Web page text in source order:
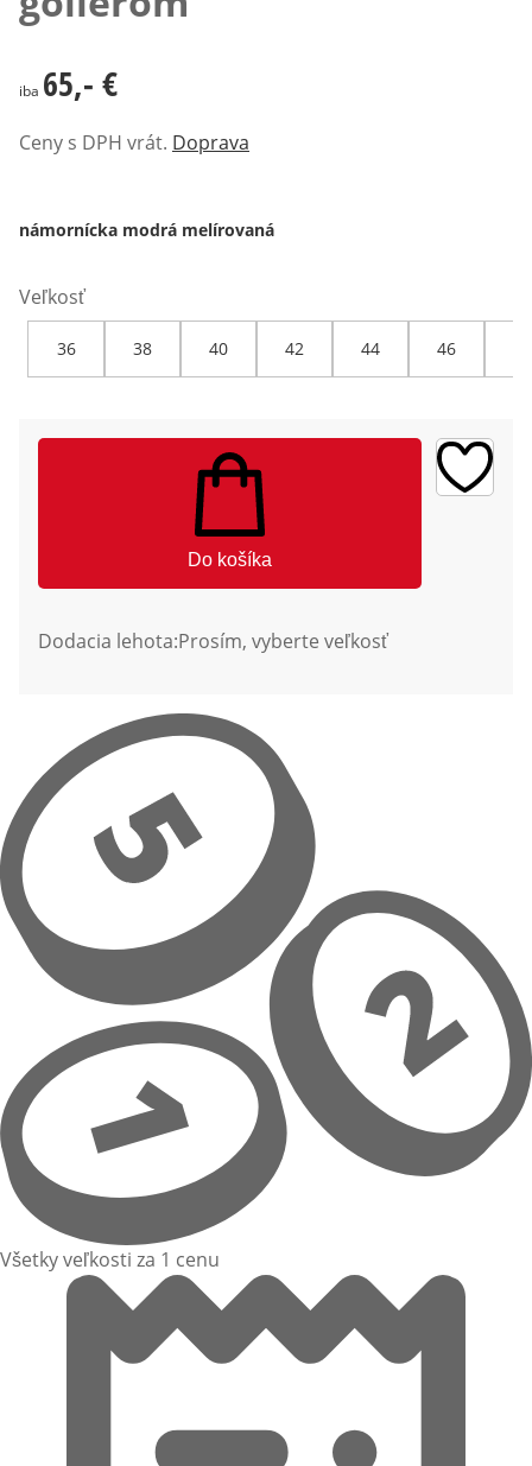
65,- €
iba 65,- €
Ceny s DPH vrát. Doprava
námornícka modrá melírovaná
Veľkosť
36 38 40 42 44 46
Do košíka
Dodacia lehota:Prosím, vyberte veľkosť
Všetky veľkosti za 1 cenu